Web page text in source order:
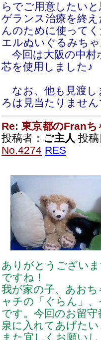
らでご用意したい
ゲランス治療を終
んのために使って
エルぬいぐるみち
今回は大阪の中村
芯を使用しました♪
なお、他も見渡し
ろは見当たりませ
Re: 東京都のFranち
投稿者： ご主人 投
No.4274 RES
ありがとうござい
ですね！
我が家の子、あお
ャチの「ぐらん」
です。今回のお留
泉に入れてあげた
また宜しくお願い